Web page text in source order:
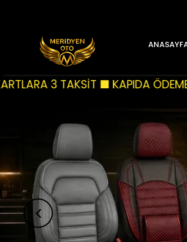
SEÇENEĞİ ■ TÜM